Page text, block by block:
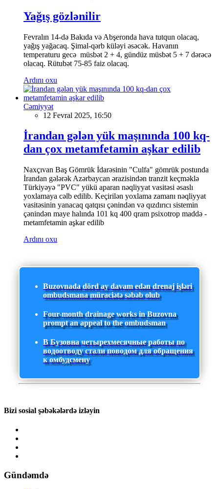
Yağış gözlənilir
Fevralın 14-də Bakıda və Abşeronda hava tutqun olacaq,
yağış yağacaq. Şimal-qərb küləyi əsəcək. Havanın
temperaturu gecə müsbət 2 + 4, gündüz müsbət 5 + 7 dərəcə
olacaq. Rütubət 75-85 faiz olacaq.
Ardını oxu
Cəmiyyət
12 Fevral 2025, 16:50
İrandan gələn yük maşınında 100 kq-
dan çox metamfetamin aşkar edilib
Naxçıvan Baş Gömrük İdarəsinin "Culfa" gömrük postunda
İrandan gələrək Azərbaycan ərazisindən tranzit keçməklə
Türkiyəyə "PVC" yükü aparan nəqliyyat vasitəsi əsaslı
yoxlamaya cəlb edilib. Keçirilən yoxlama zamanı nəqliyyat
vasitəsinin yanacaq qatqısı çənindən və qızdırıcı sistemin
çənindən maye halında 101 kq 400 qram psixotrop maddə -
metamfetamin aşkar edilib
Ardını oxu
Buzovnada dörd ay davam edən drenaj işləri
ombudsmana müraciətə səbəb olub
Four-month drainage works in Buzovna
prompt an appeal to the ombudsman
В Бузовна четырехмесячные работы по
водоотводу стали поводом для обращения
к омбудсмену
Bizi sosial şəbəkələrdə izləyin
Gündəmdə